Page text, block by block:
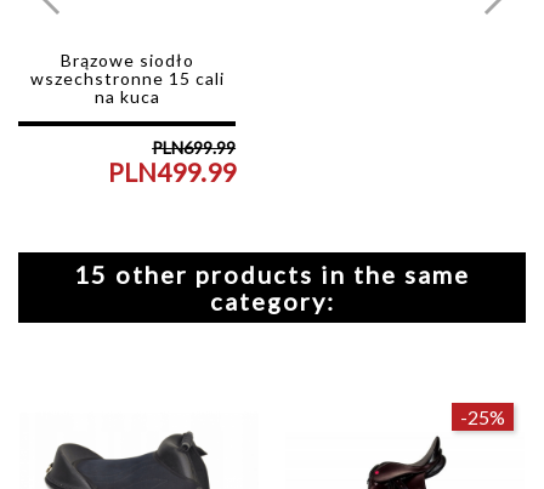
Brązowe siodło
wszechstronne 15 cali
na kuca
Regular
PLN699.99
Price
PLN499.99
15 other products in the same
category:
-25%